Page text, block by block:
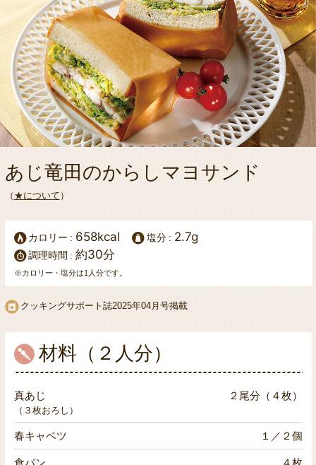
あじ竜田のからしマヨサンド
（ ★について ）
カロリー 658kcal 塩分 2.7g
調理時間 約30分
※カロリー・塩分は1人分です。
クッキングサポート誌2025年04月号掲載
材料（２人分）
真あじ ２尾分（４枚）
（３枚おろし）
春キャベツ １／２個
食パン ４枚